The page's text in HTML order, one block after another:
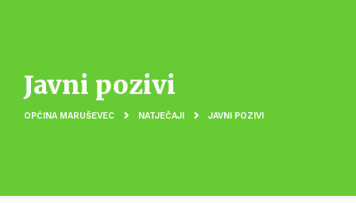
Javni pozivi
OPĆINA MARUŠEVEC NATJEČAJI JAVNI POZIVI